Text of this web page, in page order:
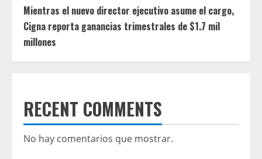
Mientras el nuevo director ejecutivo asume el cargo,
Cigna reporta ganancias trimestrales de $1.7 mil
millones
RECENT COMMENTS
No hay comentarios que mostrar.